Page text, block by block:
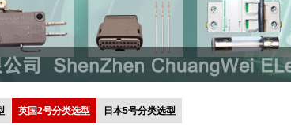
英国2号分类选型 日本5号分类选型